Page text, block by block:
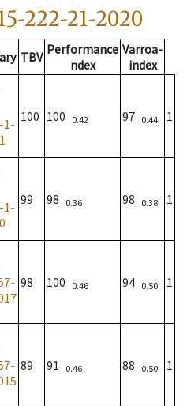
222-21-2020
TBV Performance
ndex
Varroa-
index
1- 100 100 0.42 97 0.44 1
1- 99 98 0.36 98 0.38 1
98 100 0.46 94 0.50 1
89 91 0.46 88 0.50 1